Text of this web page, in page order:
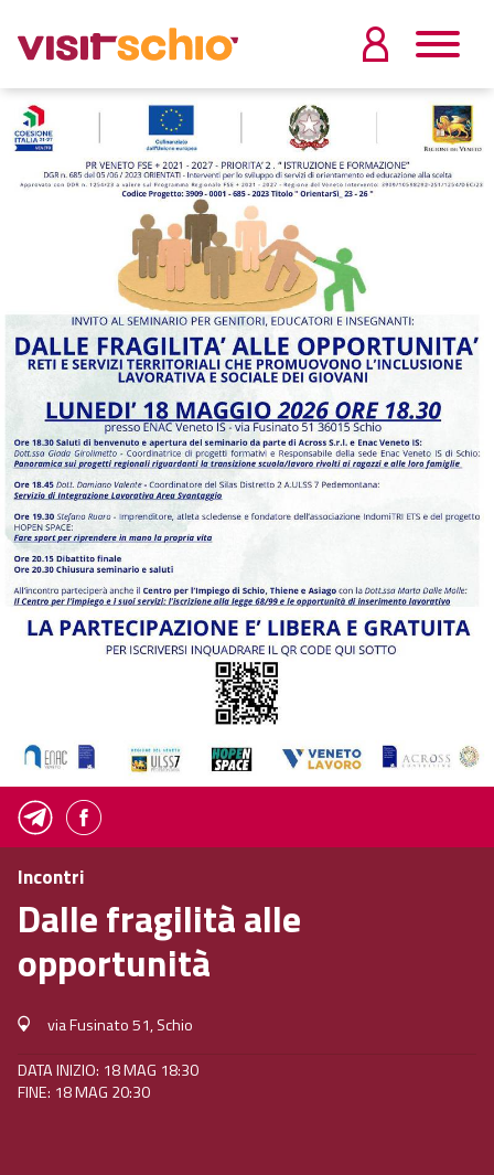
Incontri
Dalle fragilità alle
opportunità
via Fusinato 51, Schio
DATA INIZIO: 18 MAG 18:30
FINE: 18 MAG 20:30